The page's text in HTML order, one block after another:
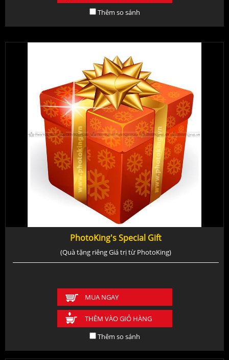
Thêm so sánh
PhotoKing's Special Gift
(Quà tặng riêng Giá trị từ PhotoKing)
MUA NGAY
THÊM VÀO GIỎ HÀNG
Thêm so sánh